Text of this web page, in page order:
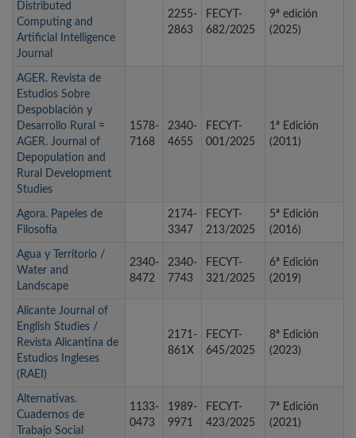
Distributed
Computing and
Artificial Intelligence
Journal
2255-
2863
FECYT-
682/2025
9ª edición
(2025)
AGER. Revista de
Estudios Sobre
Despoblación y
Desarrollo Rural =
AGER. Journal of
Depopulation and
Rural Development
Studies
1578-
7168
2340-
4655
FECYT-
001/2025
1ª Edición
(2011)
Agora. Papeles de
Filosofía
2174-
3347
FECYT-
213/2025
5ª Edición
(2016)
Agua y Territorio /
Water and
Landscape
2340-
8472
2340-
7743
FECYT-
321/2025
6ª Edición
(2019)
Alicante Journal of
English Studies /
Revista Alicantina de
Estudios Ingleses
(RAEI)
2171-
861X
FECYT-
645/2025
8ª Edición
(2023)
Alternativas.
Cuadernos de
Trabajo Social
1133-
0473
1989-
9971
FECYT-
423/2025
7ª Edición
(2021)